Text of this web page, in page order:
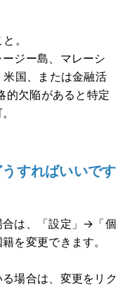
。
ジー島、マレーシ
国、または金融活
的欠陥があると特定
すればいいです
合は、「設定」→「個
を変更できます。
場合は、変更をリク